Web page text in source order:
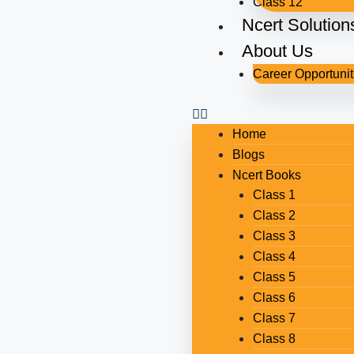
Ncert
About Us
Career
Home
Blogs
Ncert Books
Class 1
Class 2
Class 3
Class 4
Class 5
Class 6
Class 7
Class 8